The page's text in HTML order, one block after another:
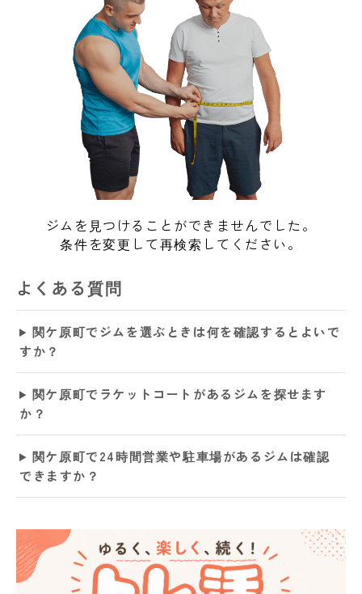
ジムを見つけることができませんでした。
条件を変更して再検索してください。
よくある質問
関ケ原町でジムを選ぶときは何を確認するとよいで
すか？
関ケ原町でラケットコートがあるジムを探せます
か？
関ケ原町で24時間営業や駐車場があるジムは確認
できますか？